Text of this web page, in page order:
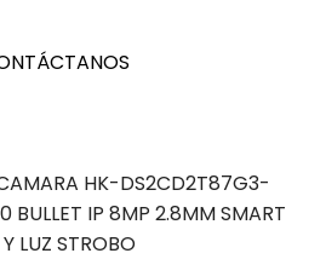
HK-DS2CD2T87G3-
BULLET IP 8MP 2.8MM SMART
LUZ STROBO